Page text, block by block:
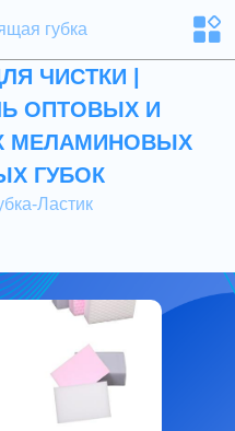
губка
ЧИСТКИ |
ОПТОВЫХ И
МЕЛАМИНОВЫХ
ГУБОК
Ластик